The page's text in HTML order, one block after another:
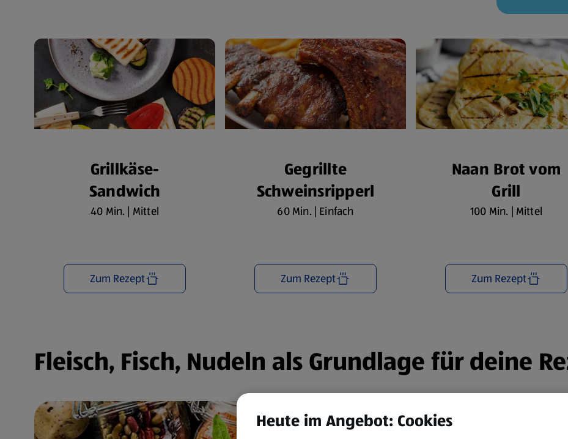
Grillkäse-
Sandwich
40 Min. | Mittel
Zum Rezept
Gegrillte
Schweinsripperl
60 Min. | Einfach
Zum Rezept
Naan Brot vom
Grill
100 Min. | Mittel
Zum Rezept
Fleisch, Fisch, Nudeln als Grundlage für deine
Heute im Angebot: Cookies